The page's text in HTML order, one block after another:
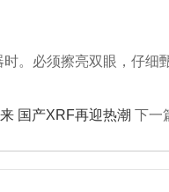
。必须擦亮双眼，仔细
国产XRF再迎热潮 下一